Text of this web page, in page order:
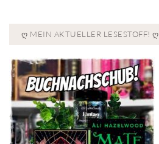
Ღ MEIN AKTUELLER LESESTOFF! Ღ